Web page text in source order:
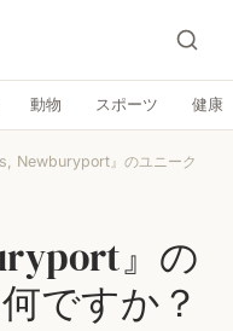
動物 スポーツ 健康
Newburyport』のユニーク
』の
ですか？